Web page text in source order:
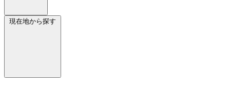
現在地から探す